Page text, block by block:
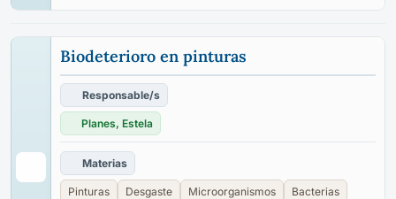
Biodeterioro en pinturas
Responsable/s
Planes, Estela
Materias
Pinturas Desgaste Microorganismos
Bacterias